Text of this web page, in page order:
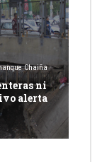
Chaiña
ni
alerta